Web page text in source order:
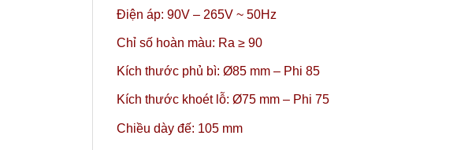
Điện áp: 90V – 265V ~ 50Hz
Chỉ số hoàn màu: Ra ≥ 90
Kích thước phủ bì: Ø85 mm – Phi 85
Kích thước khoét lỗ: Ø75 mm – Phi 75
Chiều dày đế: 105 mm